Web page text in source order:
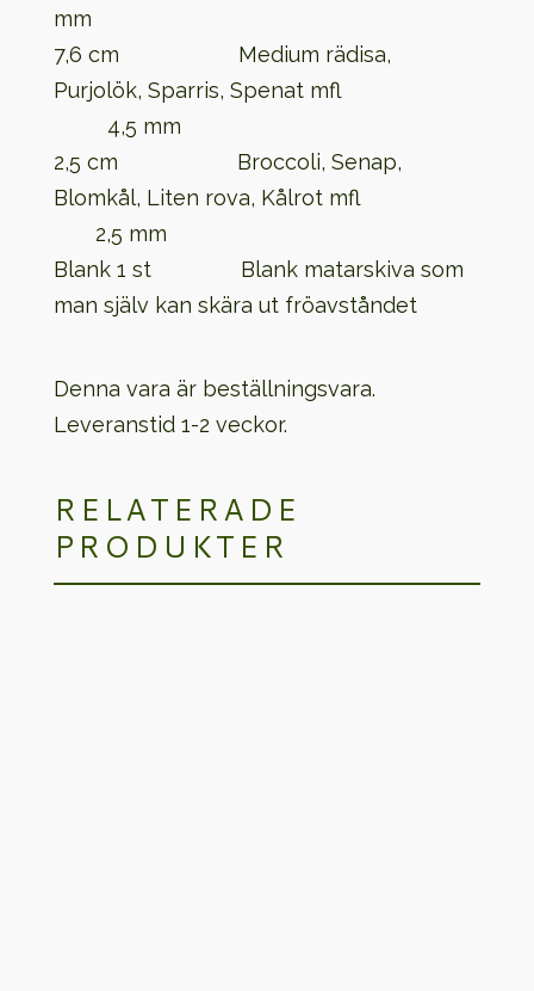
mm
7,6 cm Medium rädisa,
Purjolök, Sparris, Spenat mfl
4,5 mm
2,5 cm Broccoli, Senap,
Blomkål, Liten rova, Kålrot mfl
2,5 mm
Blank 1 st Blank matarskiva som
man själv kan skära ut fröavståndet
Denna vara är beställningsvara.
Leveranstid 1-2 veckor.
RELATERADE
PRODUKTER